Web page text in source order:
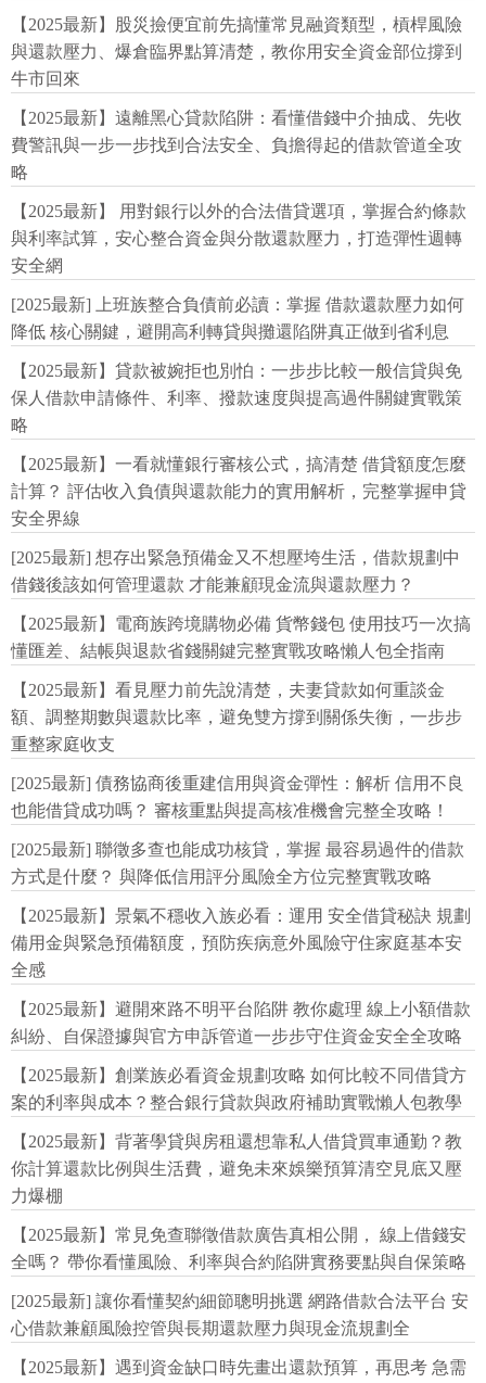
【2025最新】股災撿便宜前先搞懂常見融資類型，槓桿風險
與還款壓力、爆倉臨界點算清楚，教你用安全資金部位撐到
牛市回來
【2025最新】遠離黑心貸款陷阱：看懂借錢中介抽成、先收
費警訊與一步一步找到合法安全、負擔得起的借款管道全攻
略
【2025最新】 用對銀行以外的合法借貸選項，掌握合約條款
與利率試算，安心整合資金與分散還款壓力，打造彈性週轉
安全網
[2025最新] 上班族整合負債前必讀：掌握 借款還款壓力如何
降低 核心關鍵，避開高利轉貸與攤還陷阱真正做到省利息
【2025最新】貸款被婉拒也別怕：一步步比較一般信貸與免
保人借款申請條件、利率、撥款速度與提高過件關鍵實戰策
略
【2025最新】一看就懂銀行審核公式，搞清楚 借貸額度怎麼
計算？ 評估收入負債與還款能力的實用解析，完整掌握申貸
安全界線
[2025最新] 想存出緊急預備金又不想壓垮生活，借款規劃中
借錢後該如何管理還款 才能兼顧現金流與還款壓力？
【2025最新】電商族跨境購物必備 貨幣錢包 使用技巧一次搞
懂匯差、結帳與退款省錢關鍵完整實戰攻略懶人包全指南
【2025最新】看見壓力前先說清楚，夫妻貸款如何重談金
額、調整期數與還款比率，避免雙方撐到關係失衡，一步步
重整家庭收支
[2025最新] 債務協商後重建信用與資金彈性：解析 信用不良
也能借貸成功嗎？ 審核重點與提高核准機會完整全攻略！
[2025最新] 聯徵多查也能成功核貸，掌握 最容易過件的借款
方式是什麼？ 與降低信用評分風險全方位完整實戰攻略
【2025最新】景氣不穩收入族必看：運用 安全借貸秘訣 規劃
備用金與緊急預備額度，預防疾病意外風險守住家庭基本安
全感
【2025最新】避開來路不明平台陷阱 教你處理 線上小額借款
糾紛、自保證據與官方申訴管道一步步守住資金安全全攻略
【2025最新】創業族必看資金規劃攻略 如何比較不同借貸方
案的利率與成本？整合銀行貸款與政府補助實戰懶人包教學
【2025最新】背著學貸與房租還想靠私人借貸買車通勤？教
你計算還款比例與生活費，避免未來娛樂預算清空見底又壓
力爆棚
【2025最新】常見免查聯徵借款廣告真相公開， 線上借錢安
全嗎？ 帶你看懂風險、利率與合約陷阱實務要點與自保策略
[2025最新] 讓你看懂契約細節聰明挑選 網路借款合法平台 安
心借款兼顧風險控管與長期還款壓力與現金流規劃全
【2025最新】遇到資金缺口時先畫出還款預算，再思考 急需